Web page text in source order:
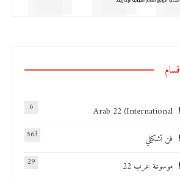
Arab 22 (International
6
فن تشكيلي 563
موسوعة عرب 22 29